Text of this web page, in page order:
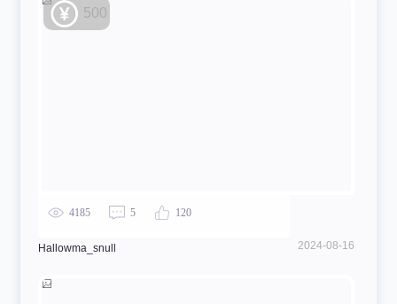
4185 5 120
Hallowma_snull 2024-08-16
500